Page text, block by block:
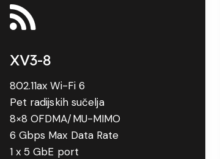
XV3-8
802.11ax Wi-Fi 6
Pet radijskih sučelja
8×8 OFDMA/MU-MIMO
6 Gbps Max Data Rate
1 x 5 GbE port